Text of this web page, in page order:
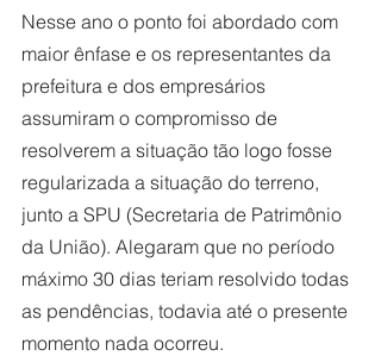
Nesse ano o ponto foi abordado com
maior ênfase e os representantes da
prefeitura e dos empresários
assumiram o compromisso de
resolverem a situação tão logo fosse
regularizada a situação do terreno,
junto a SPU (Secretaria de Patrimônio
da União). Alegaram que no período
máximo 30 dias teriam resolvido todas
as pendências, todavia até o presente
momento nada ocorreu.